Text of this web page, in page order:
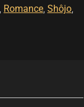
Romance Shôjo